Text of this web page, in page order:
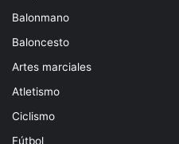
Balonmano
Baloncesto
Artes marciales
Atletismo
Ciclismo
Fútbol